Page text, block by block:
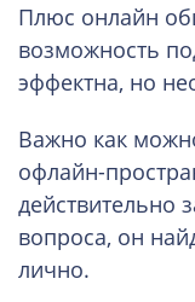
Плюс онлайн
возможность
эффектна, но
Важно как
офлайн-
действительно
вопроса, он
лично.